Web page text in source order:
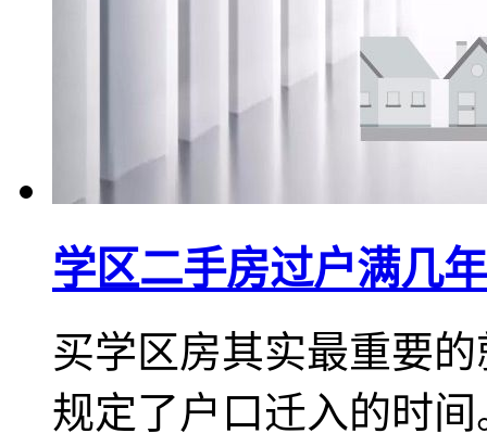
学区二手房过户满几
买学区房其实最重要
规定了户口迁入的时